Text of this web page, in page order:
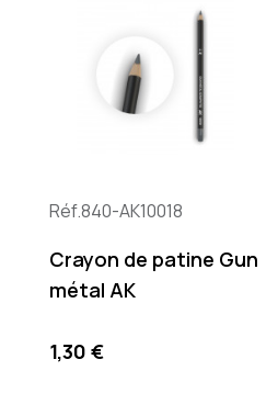
Réf.840-AK10018
Crayon de patine Gun
métal AK
Precio
1,30 €